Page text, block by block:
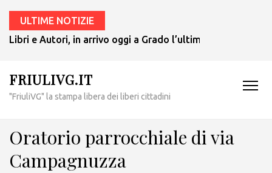
ULTIME NOTIZIE
Libri e Autori, in arrivo oggi a Grado l’ultimo giallo di
FRIULIVG.IT
"FriuliVG" la stampa libera dei liberi cittadini
Oratorio parrocchiale di via
Campagnuzza